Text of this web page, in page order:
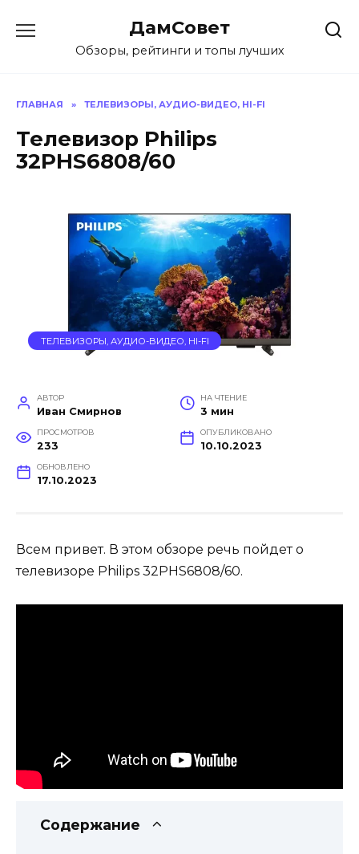
содержанию
ДамСовет
Обзоры, рейтинги и топы лучших
ГЛАВНАЯ » ТЕЛЕВИЗОРЫ, АУДИО-ВИДЕО, HI-FI
Телевизор Philips
32PHS6808/60
ТЕЛЕВИЗОРЫ, АУДИО-ВИДЕО, HI-FI
АВТОР
Иван Смирнов
НА ЧТЕНИЕ
3 мин
ПРОСМОТРОВ
233
ОПУБЛИКОВАНО
10.10.2023
ОБНОВЛЕНО
17.10.2023
Всем привет. В этом обзоре речь пойдет о
телевизоре Philips 32PHS6808/60.
Содержание